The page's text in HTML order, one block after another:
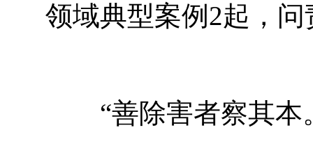
领域典型案例2起，
“善除害者察其本